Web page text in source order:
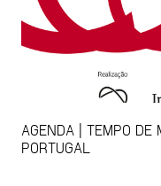
AGENDA | TEMPO DE
PORTUGAL